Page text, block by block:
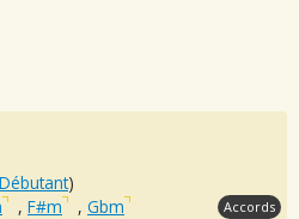
Débutant)
, F#m , Gbm Accords